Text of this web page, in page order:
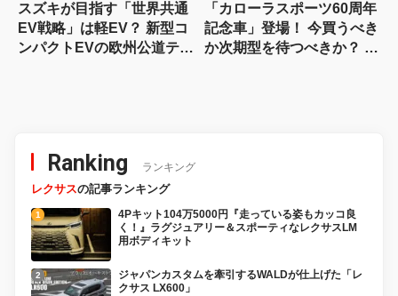
スズキが目指す「世界共通
EV戦略」は軽EV？ 新型コ
ンパクトEVの欧州公道テス
「カローラスポーツ60周年
記念車」登場！ 今買うべき
か次期型を待つべきか？ ハ
Ranking ランキング
レクサスの記事ランキング
4Pキット104万5000円『走っている姿もカッコ良
く！』ラグジュアリー＆スポーティなレクサスLM
用ボディキット
ジャパンカスタムを牽引するWALDが仕上げた「レ
クサス LX600」